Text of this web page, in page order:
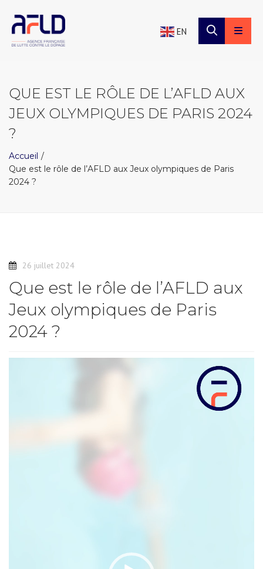
EN
QUE EST LE RÔLE DE L’AFLD AUX
JEUX OLYMPIQUES DE PARIS 2024
?
Accueil
Que est le rôle de l’AFLD aux Jeux olympiques de Paris
2024 ?
26 juillet 2024
Que est le rôle de l’AFLD aux
Jeux olympiques de Paris
2024 ?